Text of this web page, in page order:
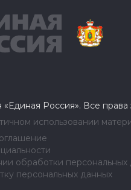
«Единая Россия». Все
использовании
обработки персональных
персональных данных